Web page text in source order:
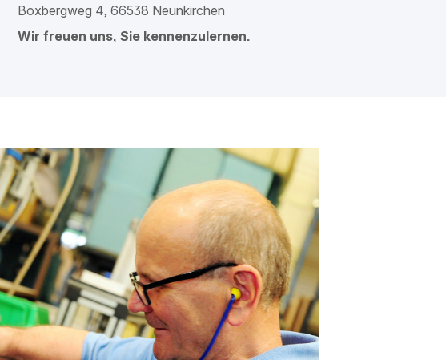
Boxbergweg 4, 66538 Neunkirchen
Wir freuen uns, Sie kennenzulernen.